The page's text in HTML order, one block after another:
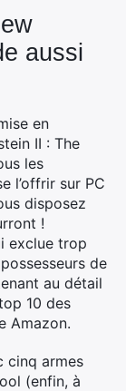
aussi
en
II : The
les
l’offrir sur PC
disposez
!
exclue trop
de
au détail
10 des
Amazon.
cinq armes
(enfin, à